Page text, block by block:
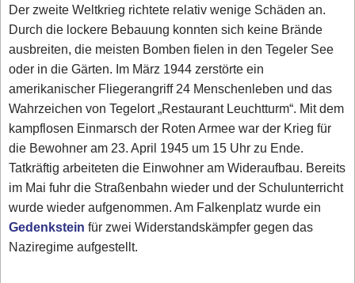
Der zweite Weltkrieg richtete relativ wenige Schäden an.
Durch die lockere Bebauung konnten sich keine Brände
ausbreiten, die meisten Bomben fielen in den Tegeler See
oder in die Gärten. Im März 1944 zerstörte ein
amerikanischer Fliegerangriff 24 Menschenleben und das
Wahrzeichen von Tegelort „Restaurant Leuchtturm“. Mit dem
kampflosen Einmarsch der Roten Armee war der Krieg für
die Bewohner am 23. April 1945 um 15 Uhr zu Ende.
Tatkräftig arbeiteten die Einwohner am Wideraufbau. Bereits
im Mai fuhr die Straßenbahn wieder und der Schulunterricht
wurde wieder aufgenommen. Am Falkenplatz wurde ein
Gedenkstein für zwei Widerstandskämpfer gegen das
Naziregime aufgestellt.